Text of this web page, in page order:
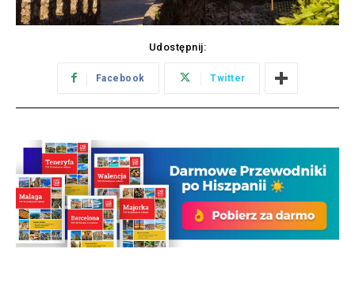
Udostępnij:
Facebook Twitter